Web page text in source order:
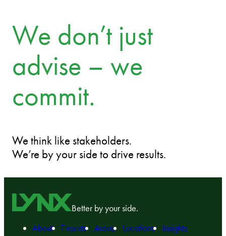
We don’t just
advise – we
commit.
We think like stakeholders.
We’re by your side to drive results.
Better by your side.
About
Experts Areas Locations Insights